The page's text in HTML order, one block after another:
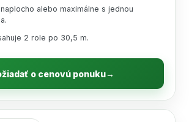
alebo maximálne s jednou
2 role po 30,5 m.
o cenovú ponuku→